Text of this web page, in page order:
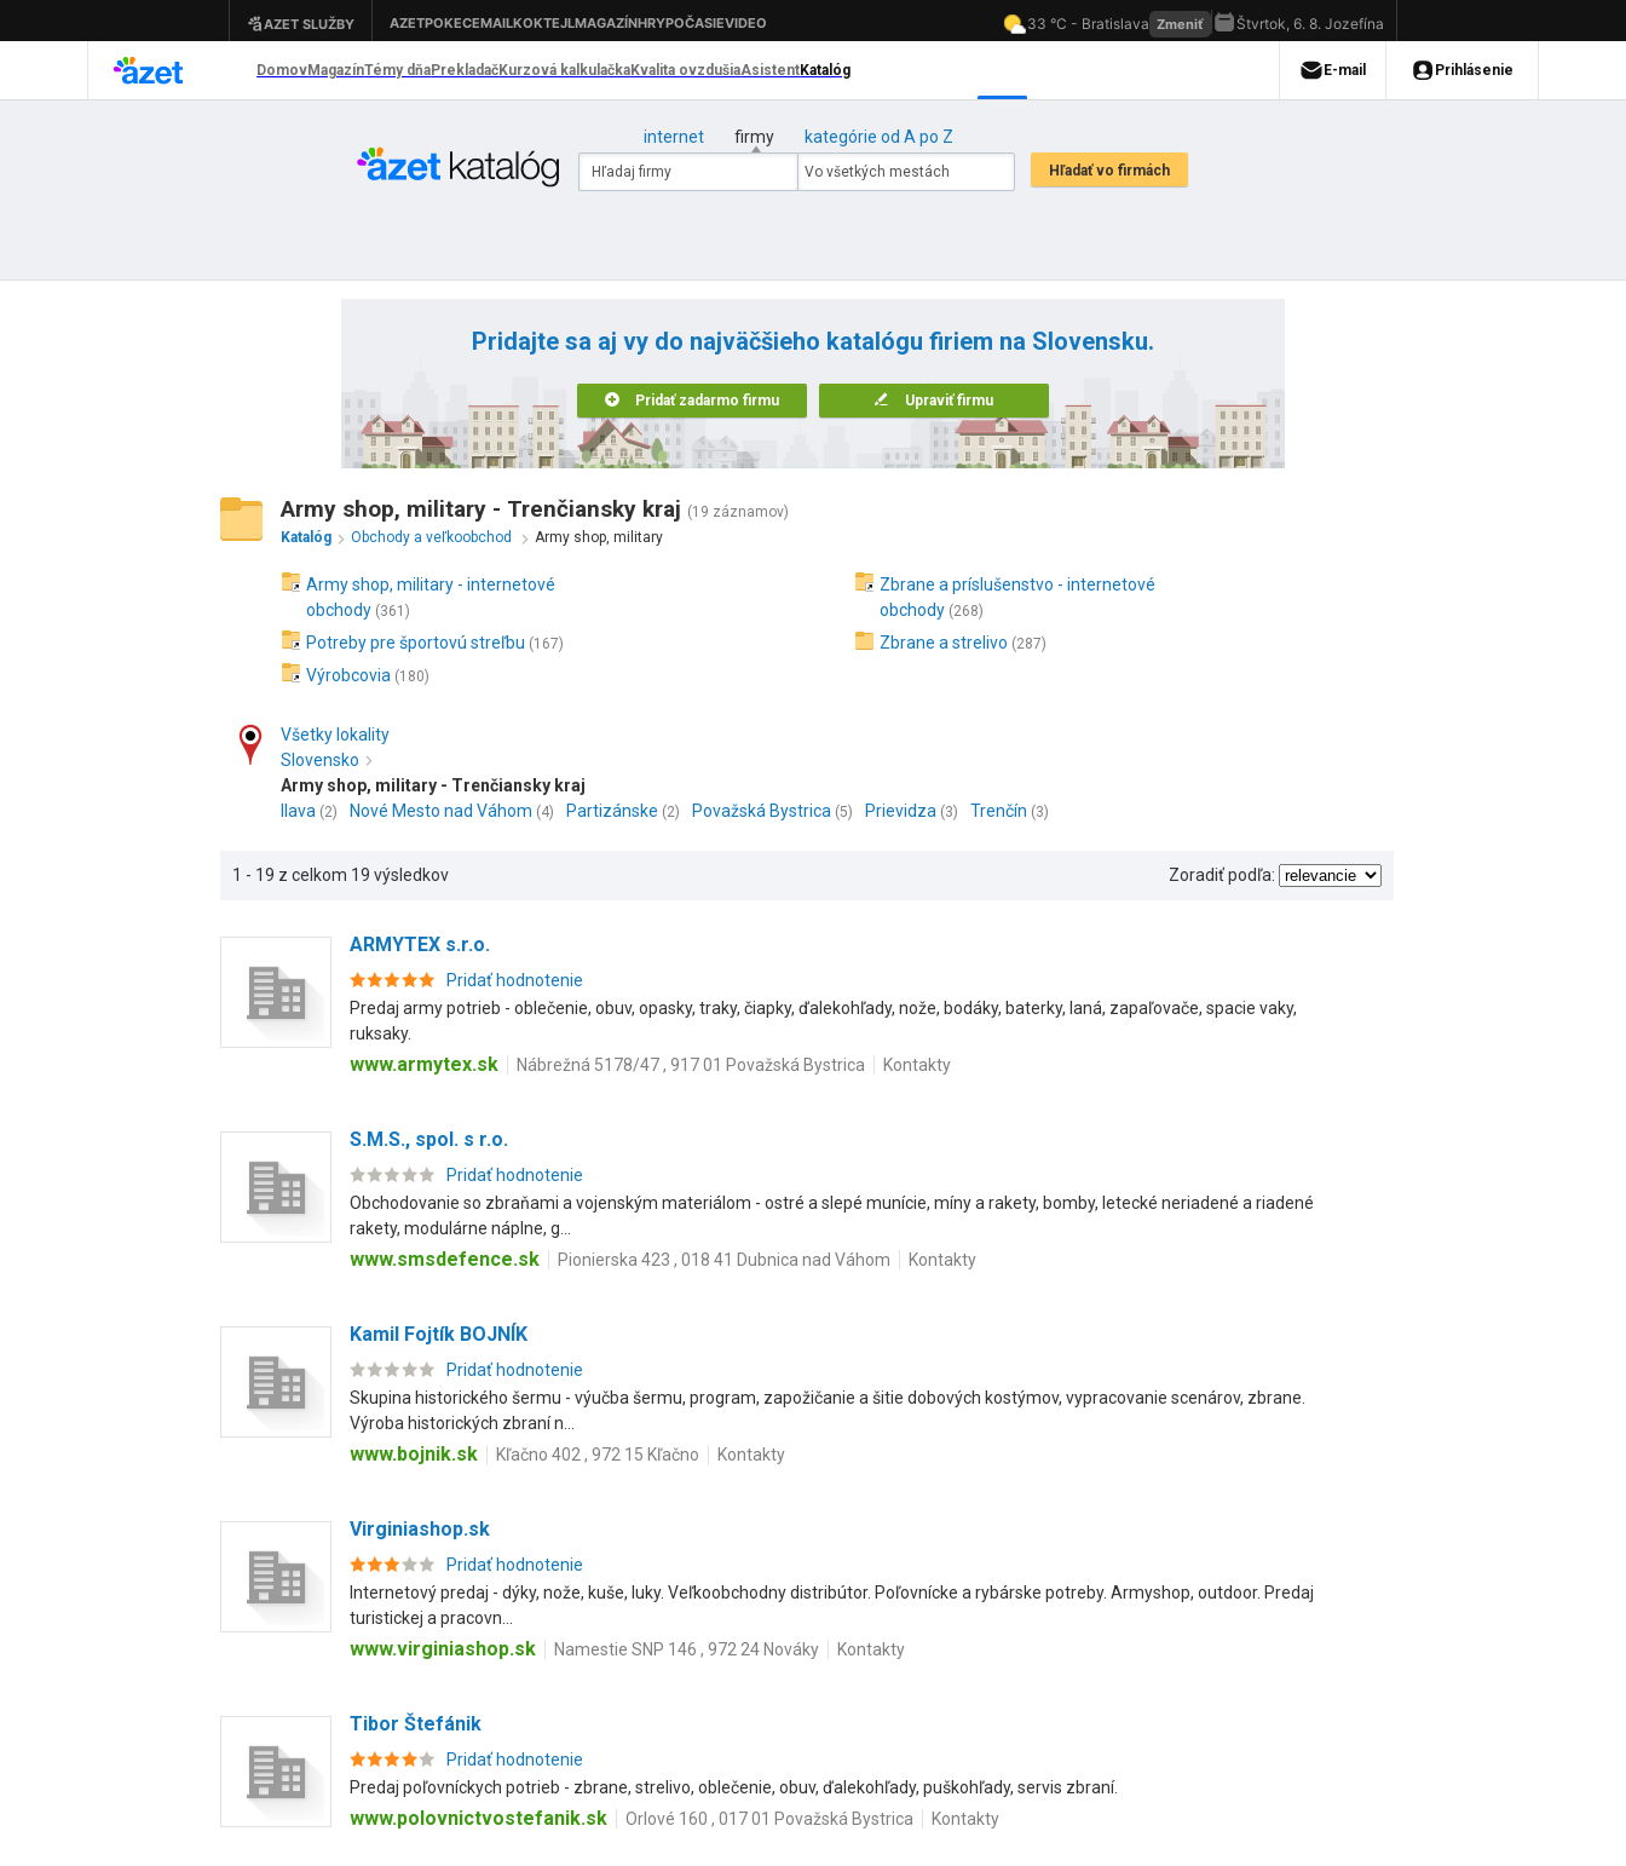
internet firmy kategórie od A po Z
Pridajte sa aj vy do najväčšieho katalógu firiem na Slovensku.
Pridať zadarmo firmu Upraviť firmu
Army shop, military - Trenčiansky kraj (19 záznamov)
Katalóg
Obchody a veľkoobchod Army shop, military
Army shop, military - internetové
obchody (361)
Potreby pre športovú streľbu (167)
Výrobcovia (180)
Zbrane a príslušenstvo - internetové
obchody (268)
Zbrane a strelivo (287)
Všetky lokality
Slovensko
Army shop, military - Trenčiansky kraj
Ilava (2) Nové Mesto nad Váhom (4) Partizánske (2) Považská Bystrica (5) Prievidza (3) Trenčín (3)
1 - 19 z celkom 19 výsledkov Zoradiť podľa:
ARMYTEX s.r.o.
Pridať hodnotenie
Predaj army potrieb - oblečenie, obuv, opasky, traky, čiapky, ďalekohľady, nože, bodáky, baterky, laná, zapaľovače, spacie vaky,
ruksaky.
www.armytex.sk Nábrežná 5178/47 , 917 01 Považská Bystrica Kontakty
S.M.S., spol. s r.o.
Pridať hodnotenie
Obchodovanie so zbraňami a vojenským materiálom - ostré a slepé munície, míny a rakety, bomby, letecké neriadené a riadené
rakety, modulárne náplne, g...
www.smsdefence.sk Pionierska 423 , 018 41 Dubnica nad Váhom Kontakty
Kamil Fojtík BOJNÍK
Pridať hodnotenie
Skupina historického šermu - výučba šermu, program, zapožičanie a šitie dobových kostýmov, vypracovanie scenárov, zbrane.
Výroba historických zbraní n...
www.bojnik.sk Kľačno 402 , 972 15 Kľačno Kontakty
Virginiashop.sk
Pridať hodnotenie
Internetový predaj - dýky, nože, kuše, luky. Veľkoobchodny distribútor. Poľovnícke a rybárske potreby. Armyshop, outdoor. Predaj
turistickej a pracovn...
www.virginiashop.sk Namestie SNP 146 , 972 24 Nováky Kontakty
Tibor Štefánik
Pridať hodnotenie
Predaj poľovníckych potrieb - zbrane, strelivo, oblečenie, obuv, ďalekohľady, puškohľady, servis zbraní.
www.polovnictvostefanik.sk Orlové 160 , 017 01 Považská Bystrica Kontakty